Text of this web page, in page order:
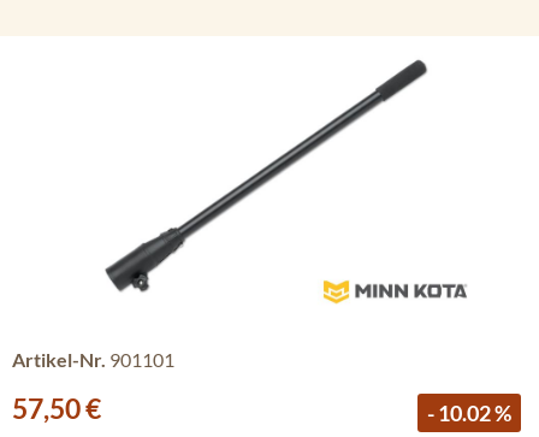
Artikel-Nr. 901101
Verkaufspreis:
57,50 € - 10.02 %